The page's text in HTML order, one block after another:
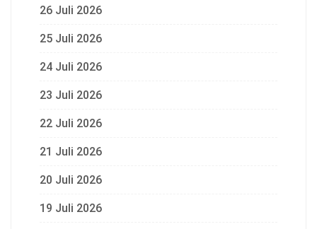
26 Juli 2026
25 Juli 2026
24 Juli 2026
23 Juli 2026
22 Juli 2026
21 Juli 2026
20 Juli 2026
19 Juli 2026